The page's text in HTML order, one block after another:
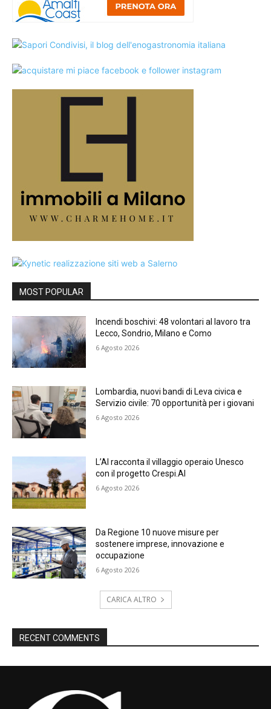
MOST POPULAR
Incendi boschivi: 48 volontari al lavoro tra
Lecco, Sondrio, Milano e Como
6 Agosto 2026
Lombardia, nuovi bandi di Leva civica e
Servizio civile: 70 opportunità per i giovani
6 Agosto 2026
L’AI racconta il villaggio operaio Unesco
con il progetto Crespi.AI
6 Agosto 2026
Da Regione 10 nuove misure per
sostenere imprese, innovazione e
occupazione
6 Agosto 2026
CARICA ALTRO
RECENT COMMENTS